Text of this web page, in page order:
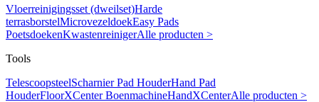
Vloerreinigingsset (dweilset)Harde
terrasborstelMicrovezeldoekEasy Pads
PoetsdoekenKwastenreinigerAlle producten >
Tools
TelescoopsteelScharnier Pad HouderHand Pad
HouderFloorXCenter BoenmachineHandXCenterAlle producten >